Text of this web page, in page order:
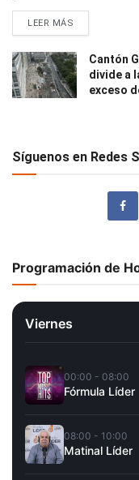
LEER MÁS
Cantón
divide a
exceso
Síguenos en Redes
Programación de
Viernes
00:00 - 08:00
Fórmula Líder
08:00 - 10:00
Matinal Líder